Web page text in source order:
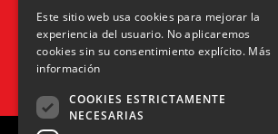
31002 Pamplona, Navarra
info@upn.org · 948 223 402
Este sitio web usa cookies para mejorar la
experiencia del usuario. No aplicaremos
cookies sin su consentimiento explícito. Más
información
COOKIES ESTRICTAMENTE
NECESARIAS